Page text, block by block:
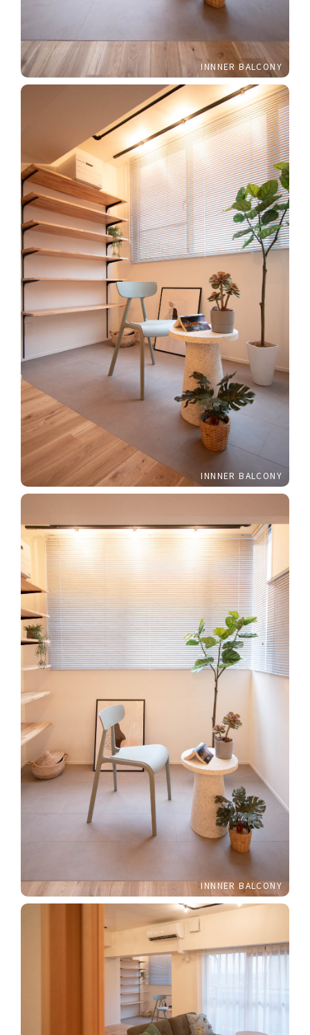
INNNER BALCONY
INNNER BALCONY
INNNER BALCONY